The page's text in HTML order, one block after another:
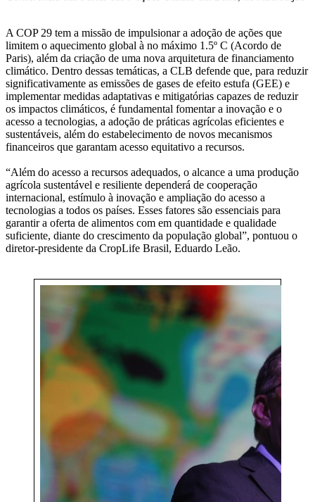
A COP 29 tem a missão de impulsionar a adoção de ações que
limitem o aquecimento global à no máximo 1.5º C (Acordo de
Paris), além da criação de uma nova arquitetura de financiamento
climático. Dentro dessas temáticas, a CLB defende que, para reduzir
significativamente as emissões de gases de efeito estufa (GEE) e
implementar medidas adaptativas e mitigatórias capazes de reduzir
os impactos climáticos, é fundamental fomentar a inovação e o
acesso a tecnologias, a adoção de práticas agrícolas eficientes e
sustentáveis, além do estabelecimento de novos mecanismos
financeiros que garantam acesso equitativo a recursos.
“Além do acesso a recursos adequados, o alcance a uma produção
agrícola sustentável e resiliente dependerá de cooperação
internacional, estímulo à inovação e ampliação do acesso a
tecnologias a todos os países. Esses fatores são essenciais para
garantir a oferta de alimentos com em quantidade e qualidade
suficiente, diante do crescimento da população global”, pontuou o
diretor-presidente da CropLife Brasil, Eduardo Leão.